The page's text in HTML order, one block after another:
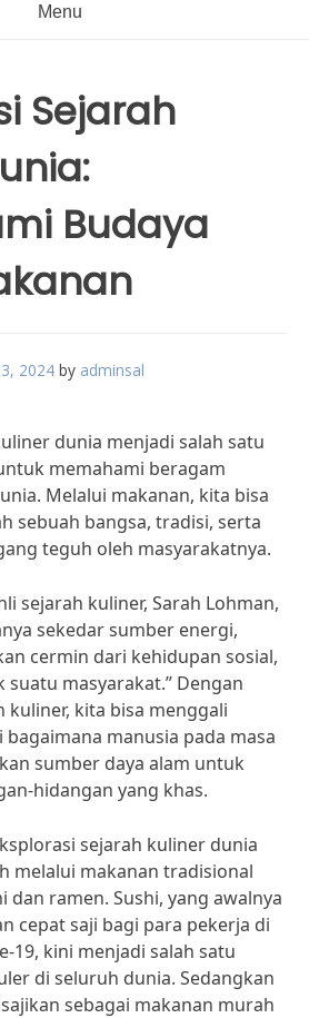
Menu
Sejarah
Budaya
2024 by adminsal
dunia menjadi salah satu
memahami beragam
Melalui makanan, kita bisa
sebuah bangsa, tradisi, serta
teguh oleh masyarakatnya.
sejarah kuliner, Sarah Lohman,
sekedar sumber energi,
cermin dari kehidupan sosial,
masyarakat.” Dengan
kuliner, kita bisa menggali
manusia pada masa
sumber daya alam untuk
hidangan yang khas.
sejarah kuliner dunia
melalui makanan tradisional
dan ramen. Sushi, yang awalnya
cepat saji bagi para pekerja di
19, kini menjadi salah satu
di seluruh dunia. Sedangkan
sebagai makanan murah